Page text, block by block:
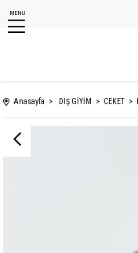
MENU
Anasayfa DIŞ GİYİM CEKET